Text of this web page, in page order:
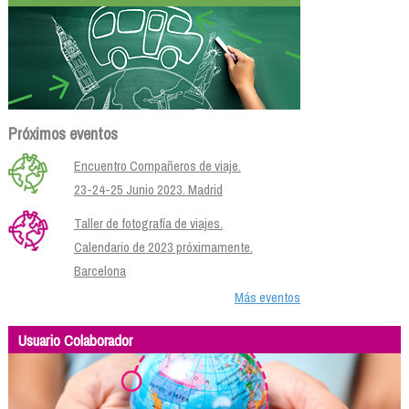
Próximos eventos
Encuentro Compañeros de viaje.
23-24-25 Junio 2023. Madrid
Taller de fotografía de viajes.
Calendario de 2023 próximamente.
Barcelona
Más eventos
Usuario Colaborador